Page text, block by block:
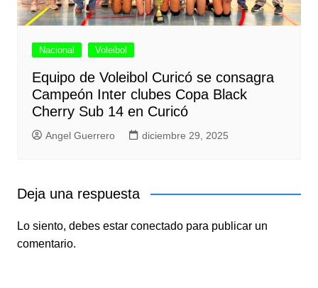
Nacional Voleibol
Equipo de Voleibol Curicó se consagra
Campeón Inter clubes Copa Black
Cherry Sub 14 en Curicó
Angel Guerrero diciembre 29, 2025
Deja una respuesta
Lo siento, debes estar conectadopara publicar un
comentario.